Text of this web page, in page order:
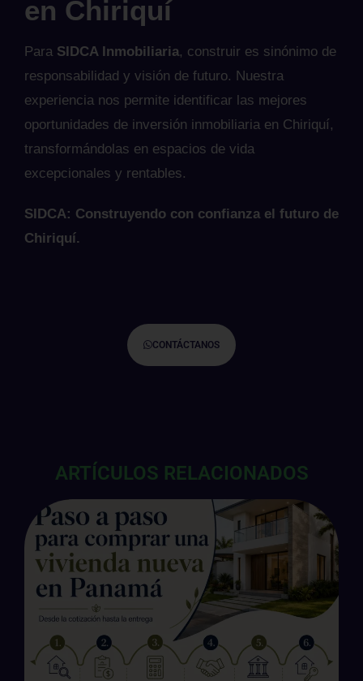
en Chiriquí
Para SIDCA Inmobiliaria, construir es sinónimo de
responsabilidad y visión de futuro. Nuestra
experiencia nos permite identificar las mejores
oportunidades de inversión inmobiliaria en Chiriquí,
transformándolas en espacios de vida
excepcionales y rentables.
SIDCA: Construyendo con confianza el futuro de
Chiriquí.
CONTÁCTANOS
ARTÍCULOS RELACIONADOS